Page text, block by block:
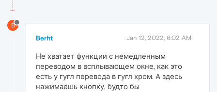
B
Berht Jan 12, 2022, 6:02 AM
Не хватает функции с немедленным
переводом в всплывающем окне, как это
есть у гугл перевода в гугл хром. А здесь
нажимаешь кнопку, будто бы